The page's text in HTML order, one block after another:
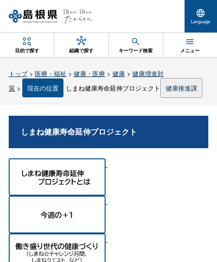
Language
目的で探す 組織で探す キーワード検索 メニュー
トップ> 医療・福祉 > 健康・医療 > 健康> 健康増進対
策> 現在の位置 しまね健康寿命延伸プロジェクト 健康推進課
しまね健康寿命延伸プロジェクト